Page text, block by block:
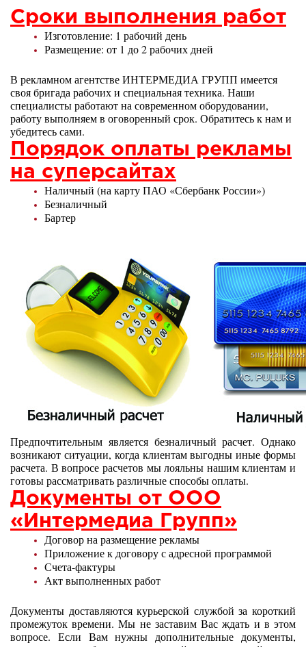
Сроки выполнения работ
Изготовление: 1 рабочий день
Размещение: от 1 до 2 рабочих дней
В рекламном агентстве ИНТЕРМЕДИА ГРУПП имеется
своя бригада рабочих и специальная техника. Наши
специалисты работают на современном оборудовании,
работу выполняем в оговоренный срок. Обратитесь к нам и
убедитесь сами.
Порядок оплаты рекламы
на суперсайтах
Наличный (на карту ПАО «Сбербанк России»)
Безналичный
Бартер
Предпочтительным является безналичный расчет. Однако
возникают ситуации, когда клиентам выгодны иные формы
расчета. В вопросе расчетов мы лояльны нашим клиентам и
готовы рассматривать различные способы оплаты.
Документы от ООО
«Интермедиа Групп»
Договор на размещение рекламы
Приложение к договору с адресной программой
Счета-фактуры
Акт выполненных работ
Документы доставляются курьерской службой за короткий
промежуток времени. Мы не заставим Вас ждать и в этом
вопросе. Если Вам нужны дополнительные документы,